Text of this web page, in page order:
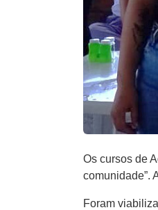
Os cursos de
comunidade”.
Foram